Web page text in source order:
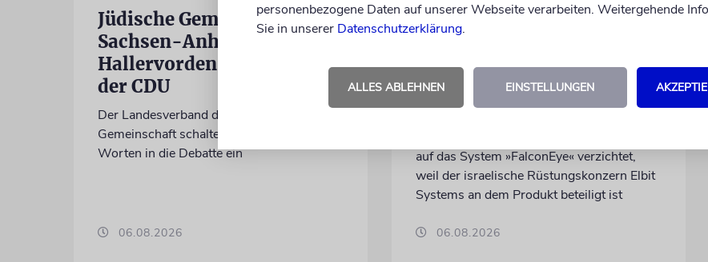
Jüdische Gemeinden in
Sachsen-Anhalt kritisieren
Hallervorden-Wahlkampf
der CDU
Der Landesverband der jüdischen
Gemeinschaft schaltet sich mit deutlichen
Worten in die Debatte ein
06.08.2026
Wegen Israel-Boykott:
Irisches
Regierungsflugzeug kann
nicht mehr im Nebel
landen
auf das System »FalconEye« verzichtet,
weil der israelische Rüstungskonzern Elbit
Systems an dem Produkt beteiligt ist
06.08.2026
personenbezogene Daten auf unserer Webseite verarbeiten. Weitergehende
Sie in unserer Datenschutzerklärung.
ALLES ABLEHNEN EINSTELLUNGEN